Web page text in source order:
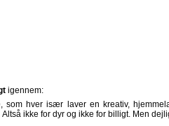
igennem:
som hver især laver en kreativ,
ikke for dyr og ikke for billigt. Men